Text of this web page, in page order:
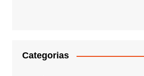
Categorias